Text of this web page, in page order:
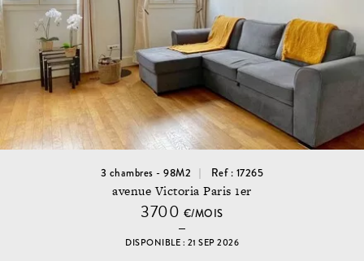
3 chambres - 98M2 Ref : 17265
avenue Victoria Paris 1er
3700 €/MOIS
DISPONIBLE : 21 SEP 2026